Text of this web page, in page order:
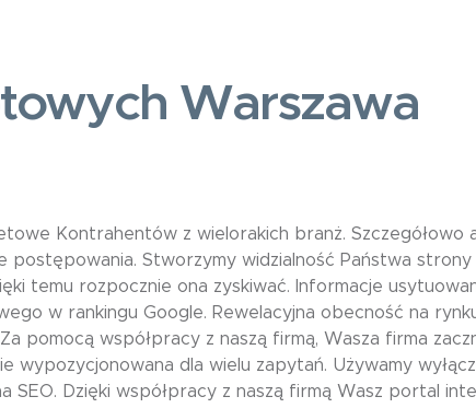
Warszawa
Kontrahentów z wielorakich branż. Szczegółowo
Stworzymy widzialność Państwa
temu rozpocznie ona zyskiwać. Informacje
w rankingu Google. Rewelacyjna obecność na
pomocą współpracy z naszą firmą, Wasza firma
dla wielu zapytań. Używamy
Dzięki współpracy z naszą firmą Wasz portal